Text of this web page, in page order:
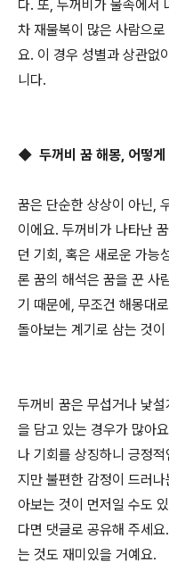
다. 또, 두꺼비가 물속에서
차 재물복이 많은 사람으
요. 이 경우 성별과 상관없
니다.
◆ 두꺼비 꿈 해몽, 어떻게
꿈은 단순한 상상이 아닌,
이에요. 두꺼비가 나타난
던 기회, 혹은 새로운 가능
론 꿈의 해석은 꿈을 꾼 사
기 때문에, 무조건 해몽대
돌아보는 계기로 삼는 것이
두꺼비 꿈은 무섭거나 낯
을 담고 있는 경우가 많아
나 기회를 상징하니 긍정
지만 불편한 감정이 드러
아보는 것이 먼저일 수도
다면 댓글로 공유해 주세
는 것도 재미있을 거예요.